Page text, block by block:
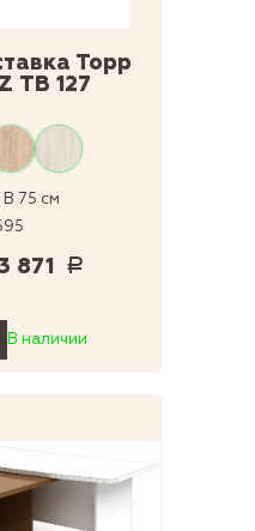
Торр
ТВ 127
В 75 см
871 Р
В наличии